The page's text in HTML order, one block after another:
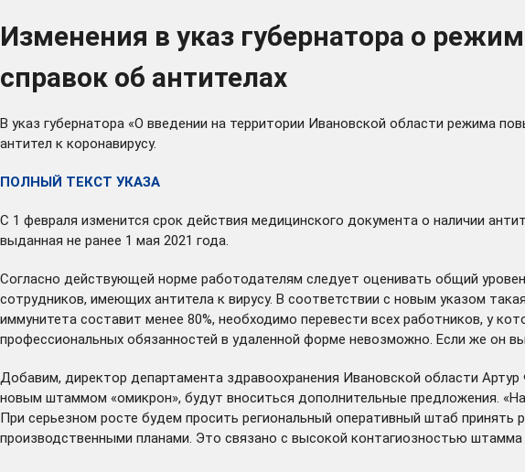
Изменения в указ губернатора о
справок об антителах
В указ губернатора «О введении на территории Ивановской области режима
антител к коронавирусу.
ПОЛНЫЙ ТЕКСТ УКАЗА
С 1 февраля изменится срок действия медицинского документа о наличии
выданная не ранее 1 мая 2021 года.
Согласно действующей норме работодателям следует оценивать общий
сотрудников, имеющих антитела к вирусу. В соответствии с новым указом
иммунитета составит менее 80%, необходимо перевести всех работников, у
профессиональных обязанностей в удаленной форме невозможно. Если же он
Добавим, директор департамента здравоохранения Ивановской области
новым штаммом «омикрон», будут вноситься дополнительные предложения.
При серьезном росте будем просить региональный оперативный штаб
производственными планами. Это связано с высокой контагиозностью штамма